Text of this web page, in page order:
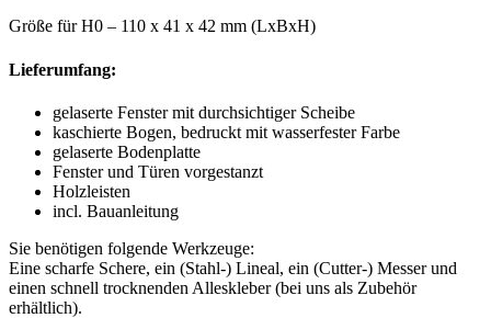
Größe für H0 – 110 x 41 x 42 mm (LxBxH)
Lieferumfang:
gelaserte Fenster mit durchsichtiger Scheibe
kaschierte Bogen, bedruckt mit wasserfester Farbe
gelaserte Bodenplatte
Fenster und Türen vorgestanzt
Holzleisten
incl. Bauanleitung
Sie benötigen folgende Werkzeuge:
Eine scharfe Schere, ein (Stahl-) Lineal, ein (Cutter-) Messer und
einen schnell trocknenden Alleskleber (bei uns als Zubehör
erhältlich).